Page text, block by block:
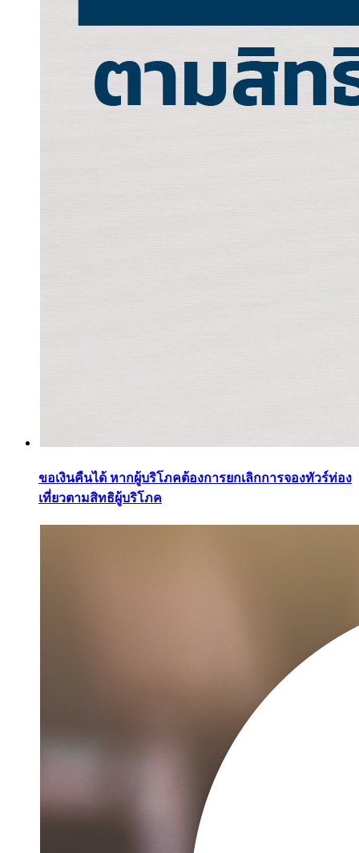
ขอเงินคืนได้ หากผู้บริโภคต้องการยกเลิกการจองทัวร์ท่อง
เที่ยวตามสิทธิผู้บริโภค